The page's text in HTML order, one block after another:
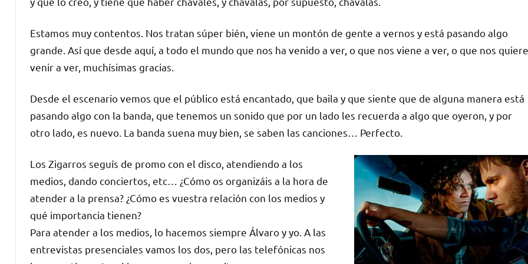
Estamos muy contentos. Nos tratan súper bién, viene un montón de gente a vernos y está pasando algo
grande. Así que desde aquí, a todo el mundo que nos ha venido a ver, o que nos viene a ver, o que nos quiere
venir a ver, muchísimas gracias.
Desde el escenario vemos que el público está encantado, que baila y que siente que de alguna manera está
pasando algo con la banda, que tenemos un sonido que por un lado les recuerda a algo que oyeron, y por
otro lado, es nuevo. La banda suena muy bien, se saben las canciones… Perfecto.
Los Zigarros seguís de promo con el disco, atendiendo a los
medios, dando conciertos, etc… ¿Cómo os organizáis a la hora de
atender a la prensa? ¿Cómo es vuestra relación con los medios y
qué importancia tienen?
Para atender a los medios, lo hacemos siempre Álvaro y yo. A las
entrevistas presenciales vamos los dos, pero las telefónicas nos